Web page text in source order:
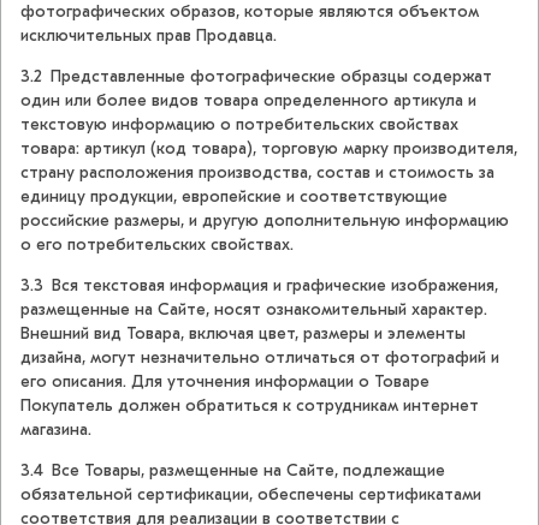
фотографических образов, которые являются объектом
исключительных прав Продавца.
3.2 Представленные фотографические образцы содержат
один или более видов товара определенного артикула и
текстовую информацию о потребительских свойствах
товара: артикул (код товара), торговую марку производителя,
страну расположения производства, состав и стоимость за
единицу продукции, европейские и соответствующие
российские размеры, и другую дополнительную информацию
о его потребительских свойствах.
3.3 Вся текстовая информация и графические изображения,
размещенные на Сайте, носят ознакомительный характер.
Внешний вид Товара, включая цвет, размеры и элементы
дизайна, могут незначительно отличаться от фотографий и
его описания. Для уточнения информации о Товаре
Покупатель должен обратиться к сотрудникам интернет
магазина.
3.4 Все Товары, размещенные на Сайте, подлежащие
обязательной сертификации, обеспечены сертификатами
соответствия для реализации в соответствии с